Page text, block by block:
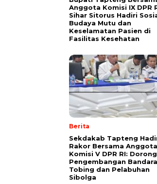
Anggota Komisi IX DPR
Sihar Sitorus Hadiri
Budaya Mutu dan
Keselamatan Pasien di
Fasilitas Kesehatan
Berita
Sekdakab Tapteng
Rakor Bersama Anggota
Komisi V DPR RI: Dorong
Pengembangan
Tobing dan Pelabuhan
Sibolga